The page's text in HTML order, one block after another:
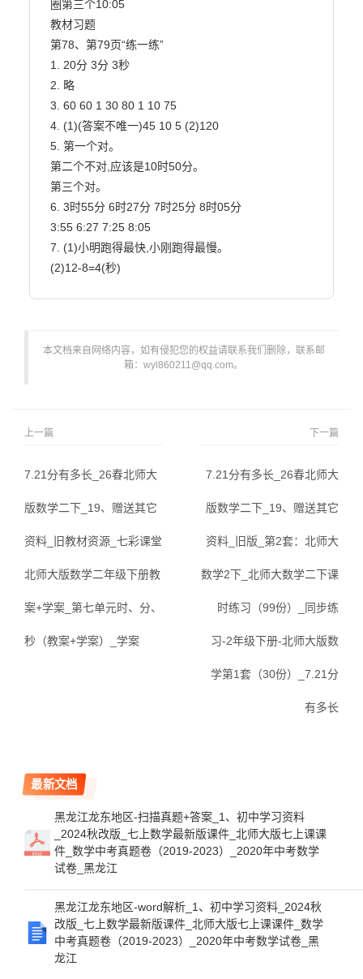
圈第三个10:05
教材习题
第78、第79页“练一练”
1. 20分 3分 3秒
2. 略
3. 60 60 1 30 80 1 10 75
4. (1)(答案不唯一)45 10 5 (2)120
5. 第一个对。
第二个不对,应该是10时50分。
第三个对。
6. 3时55分 6时27分 7时25分 8时05分
3:55 6:27 7:25 8:05
7. (1)小明跑得最快,小刚跑得最慢。
(2)12-8=4(秒)
本文档来自网络内容，如有侵犯您的权益请联系我们删除，联系邮
箱：wyl860211@qq.com。
上一篇
7.21分有多长_26春北师大
版数学二下_19、赠送其它
资料_旧教材资源_七彩课堂
北师大版数学二年级下册教
案+学案_第七单元时、分、
秒（教案+学案）_学案
下一篇
7.21分有多长_26春北师大
版数学二下_19、赠送其它
资料_旧版_第2套：北师大
数学2下_北师大数学二下课
时练习（99份）_同步练
习-2年级下册-北师大版数
学第1套（30份）_7.21分
有多长
最新文档
黑龙江龙东地区-扫描真题+答案_1、初中学习资料
_2024秋改版_七上数学最新版课件_北师大版七上课课
件_数学中考真题卷（2019-2023）_2020年中考数学
试卷_黑龙江
黑龙江龙东地区-word解析_1、初中学习资料_2024秋
改版_七上数学最新版课件_北师大版七上课课件_数学
中考真题卷（2019-2023）_2020年中考数学试卷_黑
龙江